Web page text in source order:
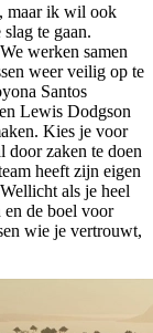
maar ik wil ook
te gaan.
werken samen
weer veilig op te
Santos
Lewis Dodgson
Kies je voor
door zaken te doen
heeft zijn eigen
als je heel
en de boel voor
wie je vertrouwt,